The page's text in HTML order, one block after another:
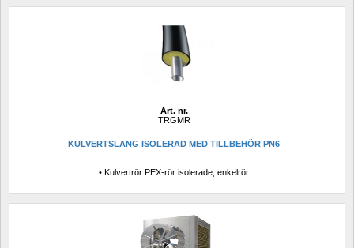
Art. nr.
TRGMR
KULVERTSLANG ISOLERAD MED TILLBEHÖR PN6
• Kulvertrör PEX-rör isolerade, enkelrör